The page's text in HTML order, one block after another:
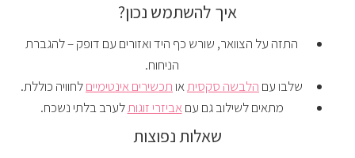
איך להשתמש נכון?
התזה על הצוואר, שורש כף היד ואזורים עם דופק – להגברת
הניחוח.
שלבו עם הלבשה סקסיתאותכשירים אינטימייםלחוויה כוללת.
מתאים לשילוב גם עםאביזרי זוגותלערב בלתי נשכח.
שאלות נפוצות